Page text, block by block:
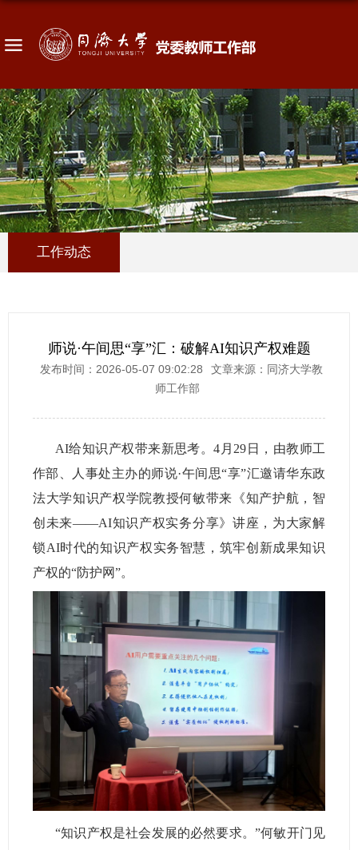
工作动态
师说·午间思“享”汇：破解AI知识产权难题
发布时间：2026-05-07 09:02:28
文章来源：同济大学教
师工作部
AI给知识产权带来新思考。4月29 日，由教师工
作部、人事处主办的师说·午间思“享”汇邀请华东政
法大学知识产权学院教授何敏带来《知产护航，智
创未来——AI知识产权实务分享》讲座，为大家解
锁AI时代的知识产权实务智慧，筑牢创新成果知识
产权的“防护网”。
“知识产权是社会发展的必然要求。”何敏开门见